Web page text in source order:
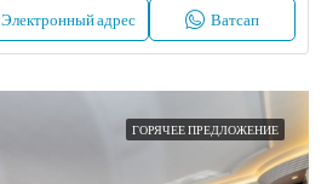
Электронный адрес Ватсап
ГОРЯЧЕЕ ПРЕДЛОЖЕНИЕ